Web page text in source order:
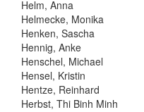
Helm, Anna
Helmecke, Monika
Henken, Sascha
Hennig, Anke
Henschel, Michael
Hensel, Kristin
Hentze, Reinhard
Herbst, Thi Binh Minh